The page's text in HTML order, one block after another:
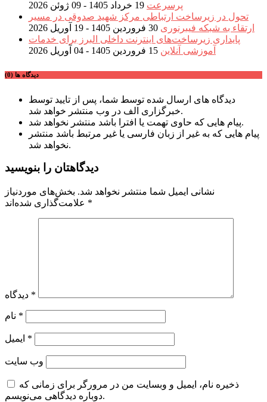
پرسرعت 19 خرداد 1405 - 09 ژوئن 2026
تحول در زیرساخت ارتباطی مرکز شهید صدوقی در مسیر
ارتقاء به شبکه فیبرنوری 30 فروردین 1405 - 19 آوریل 2026
پایداری زیرساخت‌های اینترنت داخلی البرز برای خدمات
آموزشی آنلاین 15 فروردین 1405 - 04 آوریل 2026
دیدگاه ها (0)
دیدگاه های ارسال شده توسط شما، پس از تایید توسط
خبرگزاری الف در وب منتشر خواهد شد.
پیام هایی که حاوی تهمت یا افترا باشد منتشر نخواهد شد.
پیام هایی که به غیر از زبان فارسی یا غیر مرتبط باشد منتشر
نخواهد شد.
دیدگاهتان را بنویسید
نشانی ایمیل شما منتشر نخواهد شد. بخش‌های موردنیاز
*
*
*
*
وب‌ سایت
ذخیره نام، ایمیل و وبسایت من در مرورگر برای زمانی که
دوباره دیدگاهی می‌نویسم.